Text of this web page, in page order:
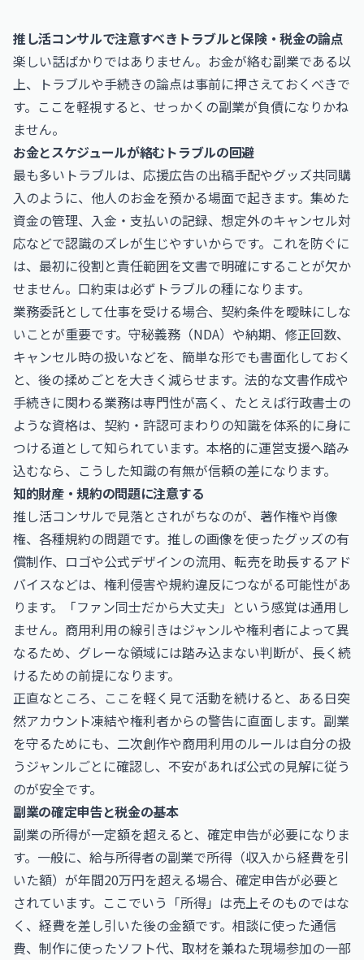
推し活コンサルで注意すべきトラブルと保険・税金の論点
楽しい話ばかりではありません。お金が絡む副業である以
上、トラブルや手続きの論点は事前に押さえておくべきで
す。ここを軽視すると、せっかくの副業が負債になりかね
ません。
お金とスケジュールが絡むトラブルの回避
最も多いトラブルは、応援広告の出稿手配やグッズ共同購
入のように、他人のお金を預かる場面で起きます。集めた
資金の管理、入金・支払いの記録、想定外のキャンセル対
応などで認識のズレが生じやすいからです。これを防ぐに
は、最初に役割と責任範囲を文書で明確にすることが欠か
せません。口約束は必ずトラブルの種になります。
業務委託として仕事を受ける場合、契約条件を曖昧にしな
いことが重要です。守秘義務（NDA）や納期、修正回数、
キャンセル時の扱いなどを、簡単な形でも書面化しておく
と、後の揉めごとを大きく減らせます。法的な文書作成や
手続きに関わる業務は専門性が高く、たとえば行政書士の
ような資格は、契約・許認可まわりの知識を体系的に身に
つける道として知られています。本格的に運営支援へ踏み
込むなら、こうした知識の有無が信頼の差になります。
知的財産・規約の問題に注意する
推し活コンサルで見落とされがちなのが、著作権や肖像
権、各種規約の問題です。推しの画像を使ったグッズの有
償制作、ロゴや公式デザインの流用、転売を助長するアド
バイスなどは、権利侵害や規約違反につながる可能性があ
ります。「ファン同士だから大丈夫」という感覚は通用し
ません。商用利用の線引きはジャンルや権利者によって異
なるため、グレーな領域には踏み込まない判断が、長く続
けるための前提になります。
正直なところ、ここを軽く見て活動を続けると、ある日突
然アカウント凍結や権利者からの警告に直面します。副業
を守るためにも、二次創作や商用利用のルールは自分の扱
うジャンルごとに確認し、不安があれば公式の見解に従う
のが安全です。
副業の確定申告と税金の基本
副業の所得が一定額を超えると、確定申告が必要になりま
す。一般に、給与所得者の副業で所得（収入から経費を引
いた額）が年間20万円を超える場合、確定申告が必要と
されています。ここでいう「所得」は売上そのものではな
く、経費を差し引いた後の金額です。相談に使った通信
費、制作に使ったソフト代、取材を兼ねた現場参加の一部